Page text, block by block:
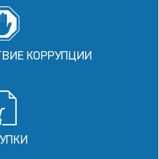
КОРРУПЦИИ